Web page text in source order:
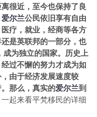
很近，至今也保持了良
爱尔兰公民依旧享有自由
疗，就业，经商等各方
是英联邦的一部分，也
为独立的国家。历史上
过不懈的努力才成为如
由于经济发展速度较
那么，真实的爱尔兰到
一起来看平梵移民的详细